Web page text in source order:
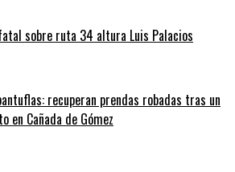
sobre ruta 34 altura Luis Palacios
recuperan prendas robadas tras un
en Cañada de Gómez